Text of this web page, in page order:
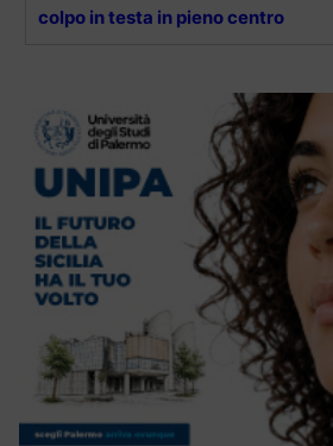
colpo in testa in pieno centro